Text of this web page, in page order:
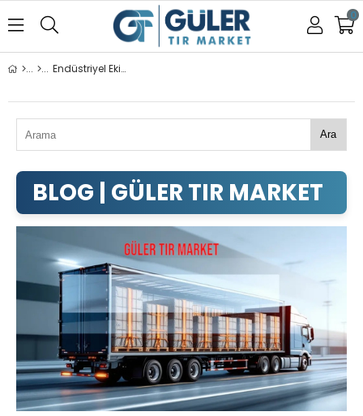
0
Endüstriyel Ekipmanlar
Ara
ENDÜSTRIYEL EKIPMANLAR